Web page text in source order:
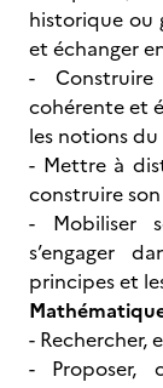
historique ou
et échanger
-
cohérente et
les notions
- Mettre à
construire
- Mobiliser
s’engager
principes et
- Rechercher,
- Proposer,